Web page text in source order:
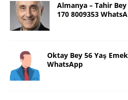
Almanya – Tahir
170 8009353
Oktay Bey 56 Yaş
WhatsApp